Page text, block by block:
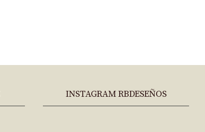
INSTAGRAM RBDESEÑOS